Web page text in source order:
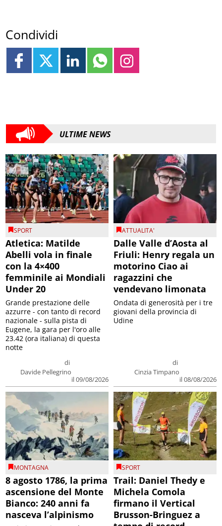
Condividi
ULTIME NEWS
SPORT
Atletica: Matilde
Abelli vola in finale
con la 4×400
femminile ai Mondiali
Under 20
di
Davide Pellegrino
il 09/08/2026
Grande prestazione delle
azzurre - con tanto di record
nazionale - sulla pista di
Eugene, la gara per l'oro alle
23.42 (ora italiana) di questa
notte
ATTUALITA'
Dalle Valle d’Aosta al
Friuli: Henry regala un
motorino Ciao ai
ragazzini che
vendevano limonata
di
Cinzia Timpano
il 08/08/2026
Ondata di generosità per i tre
giovani della provincia di
Udine
MONTAGNA
8 agosto 1786, la prima
ascensione del Monte
Bianco: 240 anni fa
nasceva l’alpinismo
SPORT
Trail: Daniel Thedy e
Michela Comola
firmano il Vertical
Brusson-Bringuez a